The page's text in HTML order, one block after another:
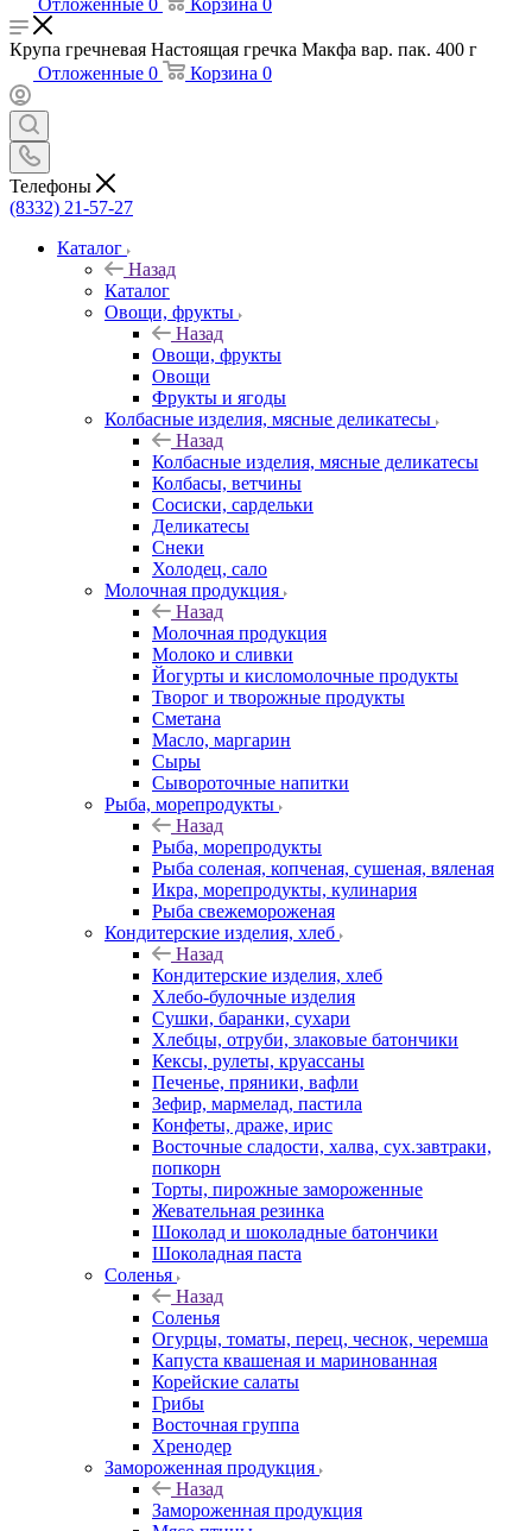
Отложенные 0 Корзина 0
Крупа гречневая Настоящая гречка Макфа вар. пак. 400 г
Отложенные 0 Корзина 0
Телефоны
(8332) 21-57-27
Каталог
Назад
Каталог
Овощи, фрукты
Назад
Овощи, фрукты
Овощи
Фрукты и ягоды
Колбасные изделия, мясные деликатесы
Назад
Колбасные изделия, мясные деликатесы
Колбасы, ветчины
Сосиски, сардельки
Деликатесы
Снеки
Холодец, сало
Молочная продукция
Назад
Молочная продукция
Молоко и сливки
Йогурты и кисломолочные продукты
Творог и творожные продукты
Сметана
Масло, маргарин
Сыры
Сывороточные напитки
Рыба, морепродукты
Назад
Рыба, морепродукты
Рыба соленая, копченая, сушеная, вяленая
Икра, морепродукты, кулинария
Рыба свежемороженая
Кондитерские изделия, хлеб
Назад
Кондитерские изделия, хлеб
Хлебо-булочные изделия
Сушки, баранки, сухари
Хлебцы, отруби, злаковые батончики
Кексы, рулеты, круассаны
Печенье, пряники, вафли
Зефир, мармелад, пастила
Конфеты, драже, ирис
Восточные сладости, халва, сух.завтраки,
попкорн
Торты, пирожные замороженные
Жевательная резинка
Шоколад и шоколадные батончики
Шоколадная паста
Соленья
Назад
Соленья
Огурцы, томаты, перец, чеснок, черемша
Капуста квашеная и маринованная
Корейские салаты
Грибы
Восточная группа
Хренодер
Замороженная продукция
Назад
Замороженная продукция